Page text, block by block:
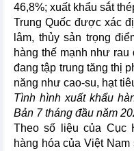
46,8%; xuất khẩu sắt
Trung Quốc được xác
lâm, thủy sản trọng
hàng thế mạnh như
đang tập trung tăng thị
năng như cao-su, hạt
Tình hình xuất khẩu
Bản 7 tháng đầu năm
Theo số liệu của Cục
hàng hóa của Việt